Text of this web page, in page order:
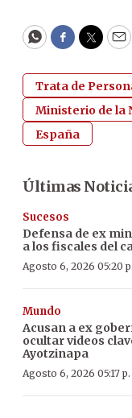
WhatsApp
Facebook
Trata de
Ministerio de la
España
Últimas
Sucesos
Defensa de ex
a los fiscales del
Agosto 6, 2026 05:20
Mundo
Acusan a ex
ocultar videos
Ayotzinapa
Agosto 6, 2026 05:17